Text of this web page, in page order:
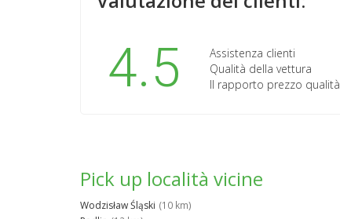
4.5
Assistenza clienti
Qualità della vettura
Il rapporto prezzo qualità
Pick up località vicine
Wodzisław Śląski (10 km)